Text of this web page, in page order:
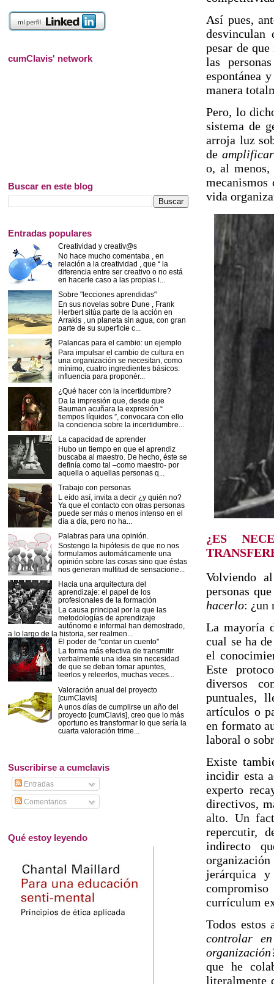
Así pues,
desvinculan
pesar de
las
espontánea
manera
Pero, lo
sistema de
arroja luz
de
o, al menos,
vida
¿ES
Volviendo
personas
hacerlo: ¿un
La mayoría
cual se ha
el
Este
diversos
puntuales,
artículos o
en formato
laboral o
Existe
incidir esta
experto
directivos,
alto. Un
repercutir,
indirecto
jerárquica
currículum
Todos estos
controlar
que he
literalmente
cumClavis' network
Buscar en este blog
Entradas populares
Creatividad y creativ@s
No hace mucho comentaba , en
relación a la creatividad , que “ la
diferencia entre ser creativo o no está
en hacerle caso a las propias i...
Sobre "lecciones aprendidas"
En sus novelas sobre Dune , Frank
Herbert sitúa parte de la acción en
Arrakis , un planeta sin agua, con gran
parte de su superficie c...
Palancas para el cambio: un ejemplo
Para impulsar el cambio de cultura en
una organización se necesitan, como
mínimo, cuatro ingredientes básicos:
influencia para proponér...
¿Qué hacer con la incertidumbre?
Da la impresión que, desde que
Bauman acuñara la expresión “
tiempos líquidos ”, convocara con ello
la conciencia sobre la incertidumbre...
La capacidad de aprender
Hubo un tiempo en que el aprendiz
buscaba al maestro. De hecho, éste se
definía como tal –como maestro- por
aquella o aquellas personas q...
Trabajo con personas
L eído así, invita a decir ¿y quién no?
Ya que el contacto con otras personas
puede ser más o menos intenso en el
día a día, pero no ha...
Palabras para una opinión.
Sostengo la hipótesis de que no nos
formulamos automáticamente una
opinión sobre las cosas sino que éstas
nos generan multitud de sensacione...
Hacia una arquitectura del
aprendizaje: el papel de los
profesionales de la formación
La causa principal por la que las
metodologías de aprendizaje
autónomo e informal han demostrado,
a lo largo de la historia, ser realmen...
El poder de "contar un cuento"
La forma más efectiva de transmitir
verbalmente una idea sin necesidad
de que se deban tomar apuntes,
leerlos y releerlos, muchas veces...
Valoración anual del proyecto
[cumClavis]
A unos días de cumplirse un año del
proyecto [cumClavis], creo que lo más
oportuno es transformar lo que sería la
cuarta valoración trime...
Suscribirse a cumclavis
Entradas
Comentarios
Qué estoy leyendo